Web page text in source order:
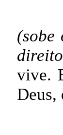
(sobe
vive.
Deus,